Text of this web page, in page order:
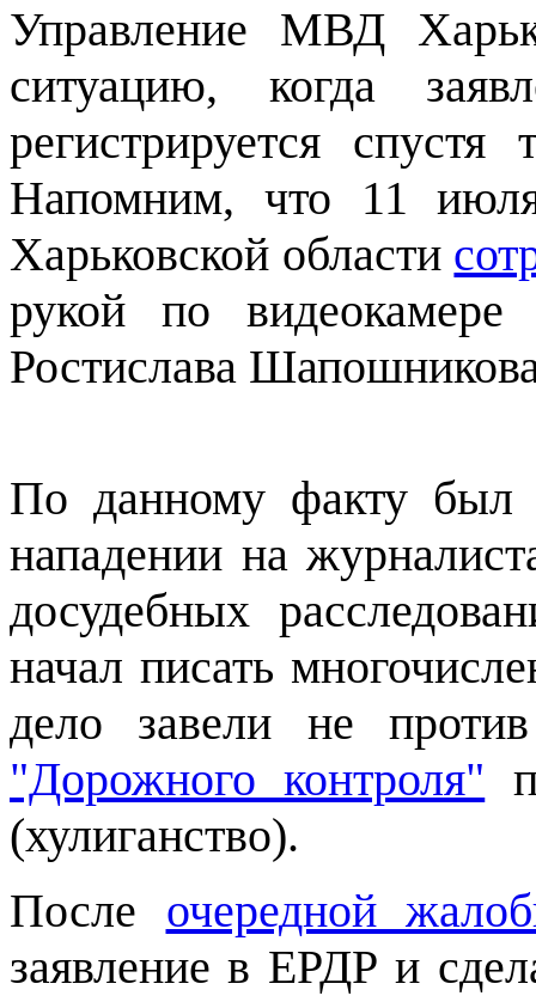
Управление МВД
ситуацию, когда
регистрируется
Напомним, что 11
Харьковской области
рукой по видеокамере
Ростислава
По данному факту был
нападении на
досудебных
начал писать
дело завели не
"Дорожного контроля"
(хулиганство).
После очередной
заявление в ЕРДР и